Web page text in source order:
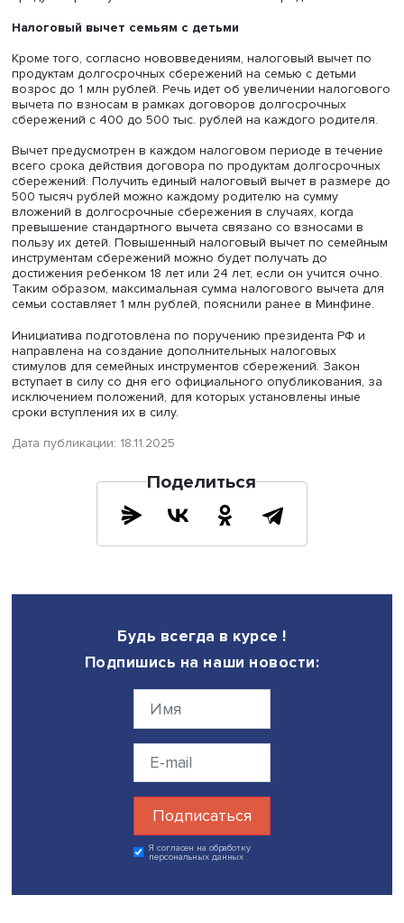
страхования жизни сроком от трех лет в отношении
страховых выплат, сформированных за счет
Кроме того, для таких же договоров, срок действия
превышает пять лет, закон предоставляет возможность
выбору выгодоприобретателя применить вместо
порядка освобождение от НДФЛ страховой выплаты в
размере до 30 млн рублей. Эти изменения не будут
распространяться на договоры страхования жизни, по
которым страховая премия была увеличена после 30
2024 года, а также если по таким договорам было
предусмотрено условие о возможности их продления.
Налоговый вычет семьям с детьми
Кроме того, согласно нововведениям, налоговый
продуктам долгосрочных сбережений на семью с
возрос до 1 млн рублей. Речь идет об увеличении
вычета по взносам в рамках договоров долгосрочных
сбережений с 400 до 500 тыс. рублей на каждого
Вычет предусмотрен в каждом налоговом периоде в
всего срока действия договора по продуктам
500 тысяч рублей можно каждому родителю на сумму
превышение стандартного вычета связано со
пользу их детей. Повышенный налоговый вычет по
инструментам сбережений можно будет получать до
достижения ребенком 18 лет или 24 лет, если он учится
направлена на создание дополнительных налоговых
стимулов для семейных инструментов сбережений.
вступает в силу со дня его официального
Дата публикации: 18.11.2025
Поделиться